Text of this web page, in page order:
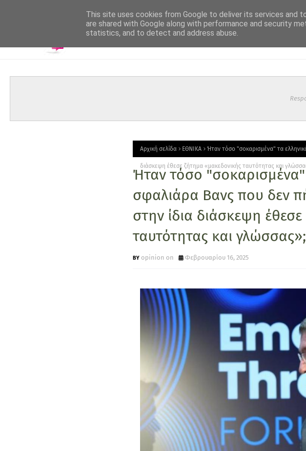
Αρχική σελίδα ΕΘΝΙΚΑ Ήταν τόσο "σοκαρισμένα" τα
διάσκεψη έθεσε ζήτημα «μακεδονικής ταυτότητας και
Ήταν τόσο
σφαλιάρα Βανς που δεν
στην ίδια διάσκεψη
ταυτότητας και γλώσσας»;
opinion on Φεβρουαρίου 16, 2025
This site uses cookies from Google to deliver its services and
are shared with Google along with performance and security
statistics, and to detect and address abuse.